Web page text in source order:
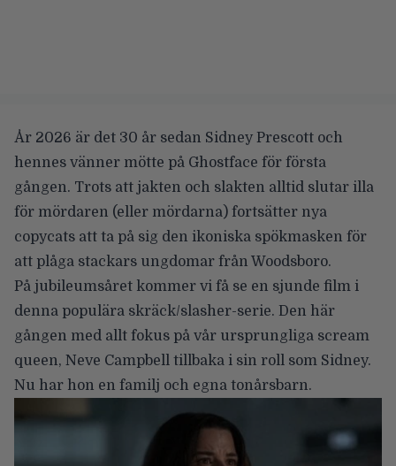
År 2026 är det 30 år sedan Sidney Prescott och
hennes vänner mötte på Ghostface för första
gången. Trots att jakten och slakten alltid slutar illa
för mördaren (eller mördarna) fortsätter nya
copycats att ta på sig den ikoniska spökmasken för
att plåga stackars ungdomar från Woodsboro.
På jubileumsåret kommer vi få se en sjunde film i
denna populära skräck/slasher-serie. Den här
gången med allt fokus på vår ursprungliga scream
queen, Neve Campbell tillbaka i sin roll som Sidney.
Nu har hon en familj och egna tonårsbarn.